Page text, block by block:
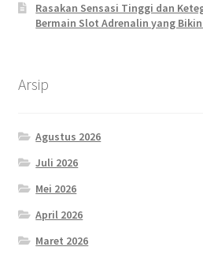
Rasakan Sensasi Tinggi dan
Bermain Slot Adrenalin yang
Arsip
Agustus 2026
Juli 2026
Mei 2026
April 2026
Maret 2026